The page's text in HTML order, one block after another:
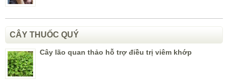
CÂY THUỐC QUÝ
Cây lão quan thảo hỗ trợ điều trị viêm khớp